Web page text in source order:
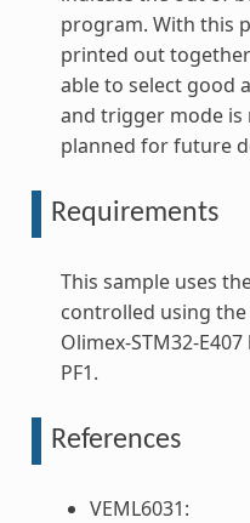
program. With this
printed out
able to select good
and trigger mode
planned for future
Requirements
This sample uses
controlled using
Olimex-STM32-
PF1.
References
VEML6031: